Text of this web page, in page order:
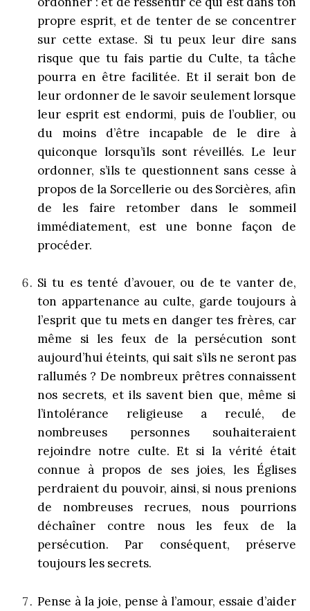
propre esprit, et de tenter de se concentrer
sur cette extase. Si tu peux leur dire sans
risque que tu fais partie du Culte, ta tâche
pourra en être facilitée. Et il serait bon de
leur ordonner de le savoir seulement lorsque
leur esprit est endormi, puis de l’oublier, ou
du moins d’être incapable de le dire à
quiconque lorsqu’ils sont réveillés. Le leur
ordonner, s’ils te questionnent sans cesse à
propos de la Sorcellerie ou des Sorcières, afin
de les faire retomber dans le sommeil
immédiatement, est une bonne façon de
procéder.
Si tu es tenté d’avouer, ou de te vanter de,
ton appartenance au culte, garde toujours à
l’esprit que tu mets en danger tes frères, car
même si les feux de la persécution sont
aujourd’hui éteints, qui sait s’ils ne seront pas
rallumés ? De nombreux prêtres connaissent
nos secrets, et ils savent bien que, même si
l’intolérance religieuse a reculé, de
nombreuses personnes souhaiteraient
rejoindre notre culte. Et si la vérité était
connue à propos de ses joies, les Églises
perdraient du pouvoir, ainsi, si nous prenions
de nombreuses recrues, nous pourrions
déchaîner contre nous les feux de la
persécution. Par conséquent, préserve
toujours les secrets.
Pense à la joie, pense à l’amour, essaie d’aider